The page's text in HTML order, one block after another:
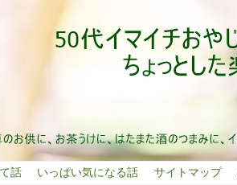
話 いっぱい気になる話 サイトマップ